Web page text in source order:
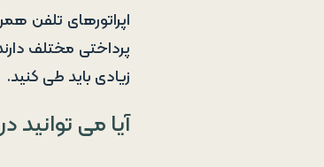
پرداختی مختلف
زیادی باید طی کنید.
آیا می توانید